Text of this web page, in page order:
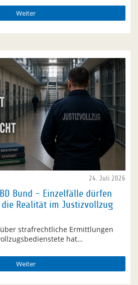
Weiter
24. Juli 2026
Bund - Einzelfälle dürfen
Realität im Justizvollzug
strafrechtliche Ermittlungen
hat…
Weiter